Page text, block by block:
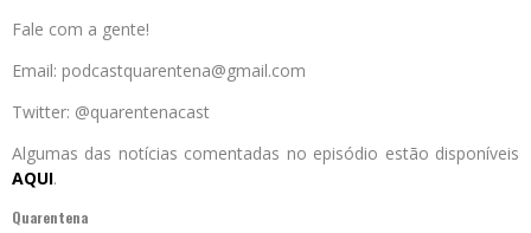
Fale com a gente!
Email: podcastquarentena@gmail.com
Twitter: @quarentenacast
Algumas das notícias comentadas no episódio estão disponíveis
AQUI.
Quarentena